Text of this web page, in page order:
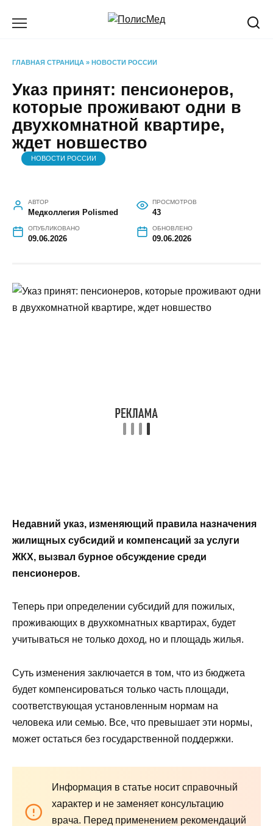
ГЛАВНАЯ СТРАНИЦА » НОВОСТИ РОССИИ
Указ принят: пенсионеров,
которые проживают одни в
двухкомнатной квартире,
ждет новшество
НОВОСТИ РОССИИ
АВТОР
Медколлегия Polismed
ПРОСМОТРОВ
43
ОПУБЛИКОВАНО
09.06.2026
ОБНОВЛЕНО
09.06.2026
Недавний указ, изменяющий правила назначения
жилищных субсидий и компенсаций за услуги
ЖКХ, вызвал бурное обсуждение среди
пенсионеров.
Теперь при определении субсидий для пожилых,
проживающих в двухкомнатных квартирах, будет
учитываться не только доход, но и площадь жилья.
Суть изменения заключается в том, что из бюджета
будет компенсироваться только часть площади,
соответствующая установленным нормам на
человека или семью. Все, что превышает эти нормы,
может остаться без государственной поддержки.
Информация в статье носит справочный
характер и не заменяет консультацию
врача. Перед применением рекомендаций